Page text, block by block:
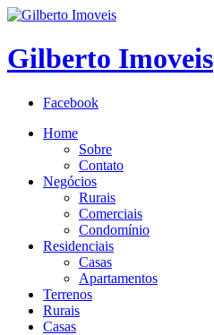
Gilberto Imoveis
Facebook
Home
Sobre
Contato
Negócios
Rurais
Comerciais
Condomínio
Residenciais
Casas
Apartamentos
Terrenos
Rurais
Casas